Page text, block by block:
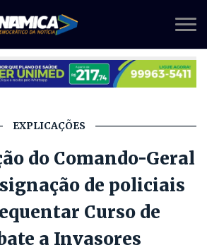
EXPLICAÇÕES
do Comando-Geral
de policiais
Curso de
a Invasores